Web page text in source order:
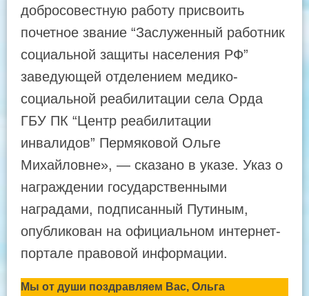
добросовестную работу присвоить
почетное звание “Заслуженный работник
социальной защиты населения РФ”
заведующей отделением медико-
социальной реабилитации села Орда
ГБУ ПК “Центр реабилитации
инвалидов” Пермяковой Ольге
Михайловне», — сказано в указе. Указ о
награждении государственными
наградами, подписанный Путиным,
опубликован на официальном интернет-
портале правовой информации.
Мы от души поздравляем Вас, Ольга